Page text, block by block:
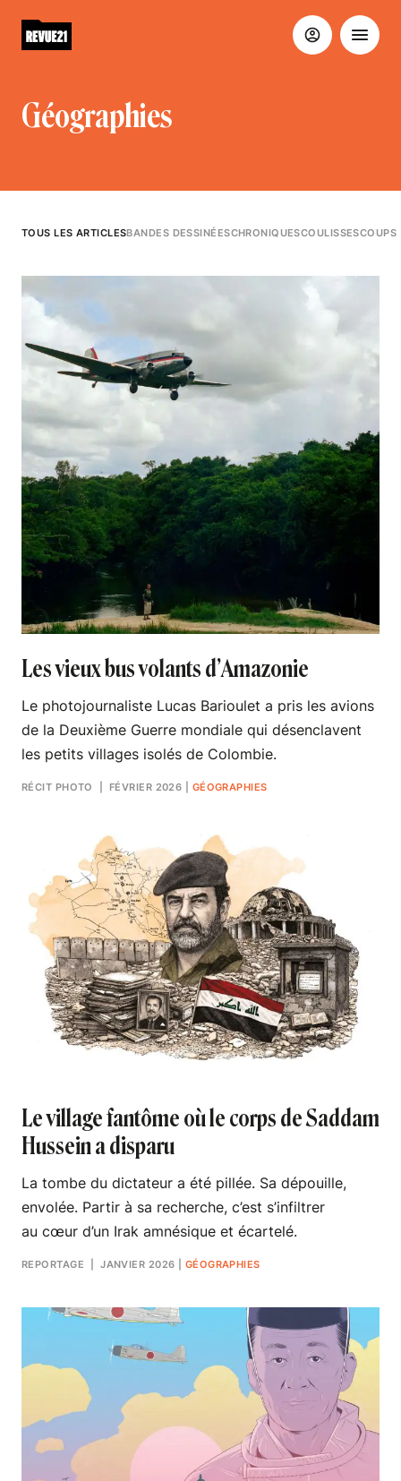
Géographies
TOUS LES ARTICLESBANDES DESSINÉESCHRONIQUESCOULISSESCOUPS
Les vieux bus volants d’Amazonie
Le photojournaliste Lucas Barioulet a pris les avions
de la Deuxième Guerre mondiale qui désenclavent
les petits villages isolés de Colombie.
RÉCIT PHOTO | FÉVRIER 2026 GÉOGRAPHIES
Le village fantôme où le corps de Saddam
Hussein a disparu
La tombe du dictateur a été pillée. Sa dépouille,
envolée. Partir à sa recherche, c’est s’infiltrer
au cœur d’un Irak amnésique et écartelé.
REPORTAGE | JANVIER 2026 GÉOGRAPHIES